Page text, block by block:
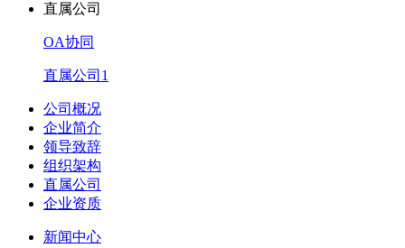
直属公司
OA协同
直属公司1
公司概况
企业简介
领导致辞
组织架构
直属公司
企业资质
新闻中心